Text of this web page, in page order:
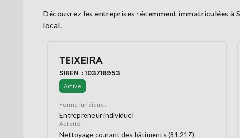
Découvrez les entreprises récemment immatriculées à
local.
TEIXEIRA
SIREN : 103718953
Active
Forme juridique :
Entrepreneur individuel
Activité :
Nettoyage courant des bâtiments (81.21Z)